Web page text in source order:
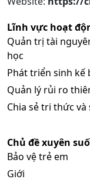
Lĩnh vực hoạt
Quản trị tài
học
Phát triển sinh kế
Quản lý rủi ro
Chia sẻ tri thức và
Chủ đề xuyên
Bảo vệ trẻ em
Giới